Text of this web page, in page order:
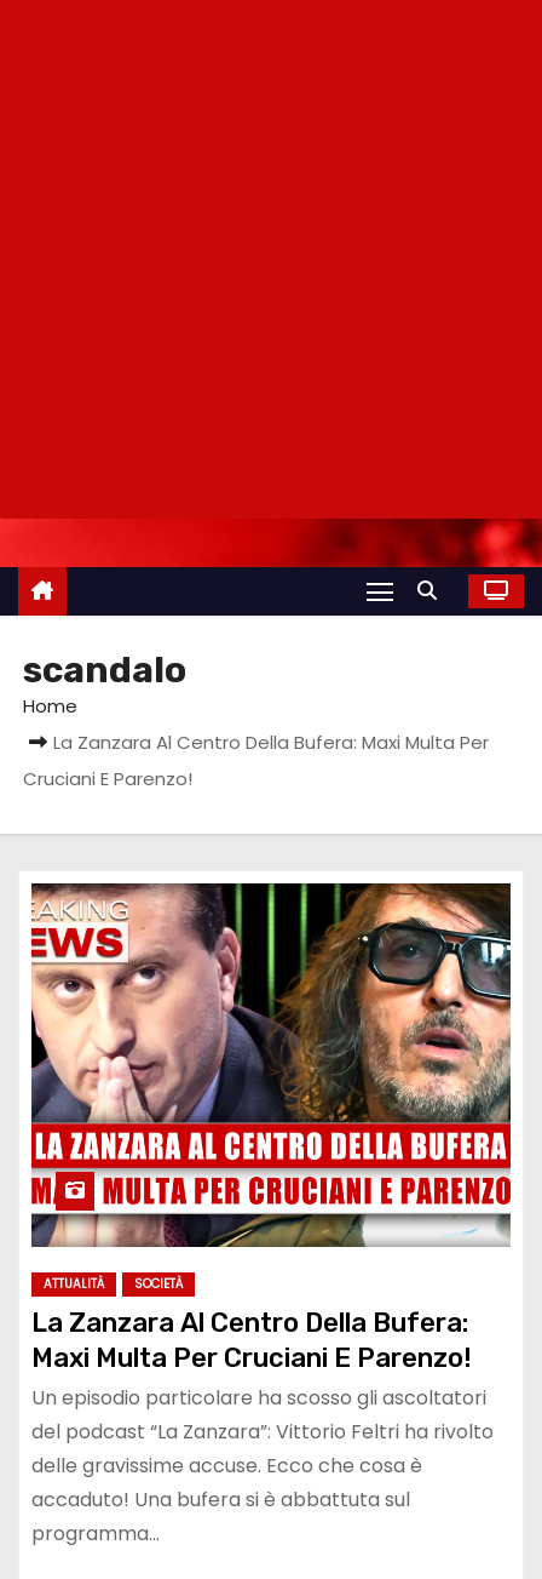
scandalo
Home
La Zanzara Al Centro Della Bufera: Maxi Multa Per
Cruciani E Parenzo!
ATTUALITÀ SOCIETÀ
La Zanzara Al Centro Della Bufera:
Maxi Multa Per Cruciani E Parenzo!
Un episodio particolare ha scosso gli ascoltatori
del podcast “La Zanzara”: Vittorio Feltri ha rivolto
delle gravissime accuse. Ecco che cosa è
accaduto! Una bufera si è abbattuta sul
programma…